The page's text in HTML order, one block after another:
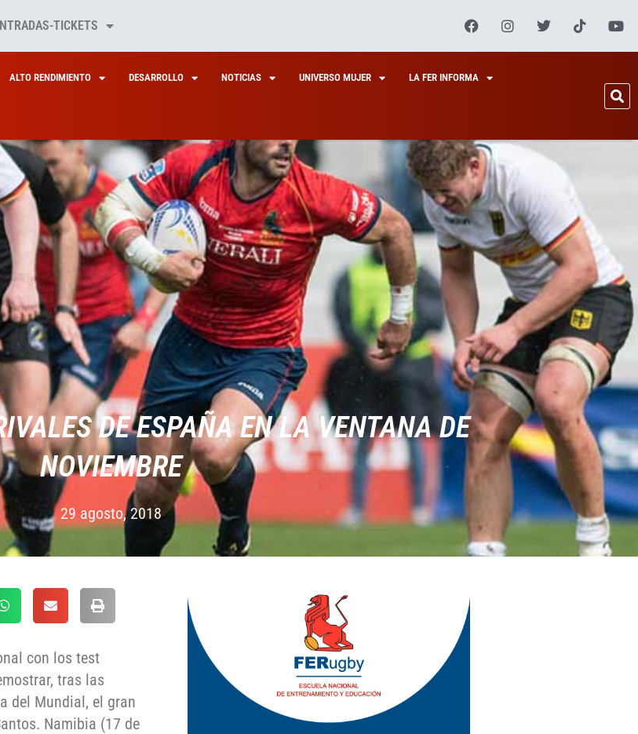
TICKETS
ALTO RENDIMIENTO DESARROLLO NOTICIAS UNIVERSO MUJER LA FER INFORMA
DE ESPAÑA EN LA VENTANA DE
NOVIEMBRE
29 agosto, 2018
con los test
tras las
del Mundial, el gran
Namibia (17 de